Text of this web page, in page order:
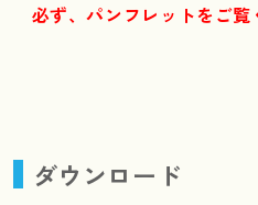
必ず、パンフレットをご覧
ダウンロード